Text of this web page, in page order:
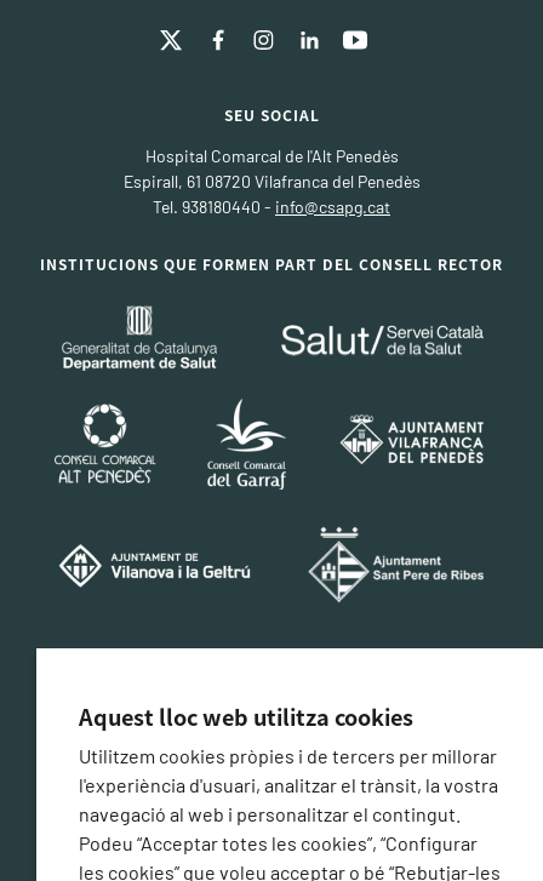
SEU SOCIAL
Hospital Comarcal de l'Alt Penedès
Espirall, 61 08720 Vilafranca del Penedès
Tel. 938180440 - info@csapg.cat
INSTITUCIONS QUE FORMEN PART DEL CONSELL RECTOR
Aquest lloc web utilitza cookies
Utilitzem cookies pròpies i de tercers per millorar
l'experiència d'usuari, analitzar el trànsit, la vostra
navegació al web i personalitzar el contingut.
Podeu “Acceptar totes les cookies”, “Configurar
les cookies” que voleu acceptar o bé “Rebutjar-les